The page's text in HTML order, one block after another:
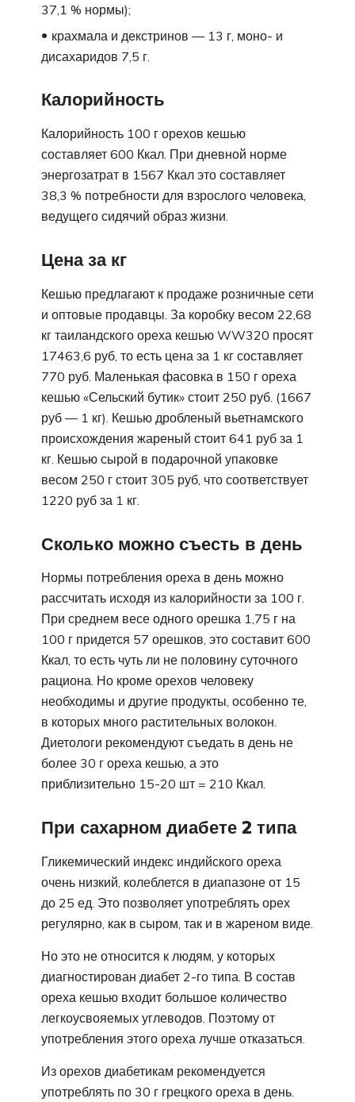
37,1 % нормы);
крахмала и декстринов — 13 г, моно- и
дисахаридов 7,5 г.
Калорийность
Калорийность 100 г орехов кешью
составляет 600 Ккал. При дневной норме
энергозатрат в 1567 Ккал это составляет
38,3 % потребности для взрослого человека,
ведущего сидячий образ жизни.
Цена за кг
Кешью предлагают к продаже розничные сети
и оптовые продавцы. За коробку весом 22,68
кг таиландского ореха кешью WW320 просят
17463,6 руб, то есть цена за 1 кг составляет
770 руб. Маленькая фасовка в 150 г ореха
кешью «Сельский бутик» стоит 250 руб. (1667
руб — 1 кг). Кешью дробленый вьетнамского
происхождения жареный стоит 641 руб за 1
кг. Кешью сырой в подарочной упаковке
весом 250 г стоит 305 руб, что соответствует
1220 руб за 1 кг.
Сколько можно съесть в день
Нормы потребления ореха в день можно
рассчитать исходя из калорийности за 100 г.
При среднем весе одного орешка 1,75 г на
100 г придется 57 орешков, это составит 600
Ккал, то есть чуть ли не половину суточного
рациона. Но кроме орехов человеку
необходимы и другие продукты, особенно те,
в которых много растительных волокон.
Диетологи рекомендуют съедать в день не
более 30 г ореха кешью, а это
приблизительно 15-20 шт = 210 Ккал.
При сахарном диабете 2 типа
Гликемический индекс индийского ореха
очень низкий, колеблется в диапазоне от 15
до 25 ед. Это позволяет употреблять орех
регулярно, как в сыром, так и в жареном виде.
Но это не относится к людям, у которых
диагностирован диабет 2-го типа. В состав
ореха кешью входит большое количество
легкоусвояемых углеводов. Поэтому от
употребления этого ореха лучше отказаться.
Из орехов диабетикам рекомендуется
употреблять по 30 г грецкого ореха в день.